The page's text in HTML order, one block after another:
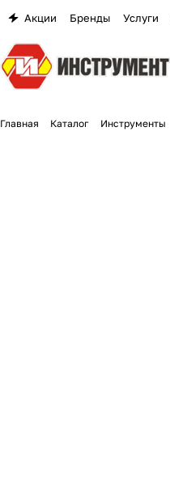
Акции Бренды Услуги
Главная Каталог Инструменты